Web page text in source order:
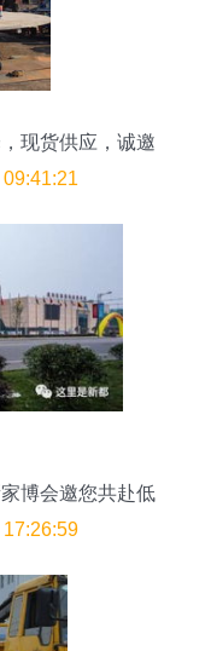
现货供应，诚邀
博会邀您共赴低